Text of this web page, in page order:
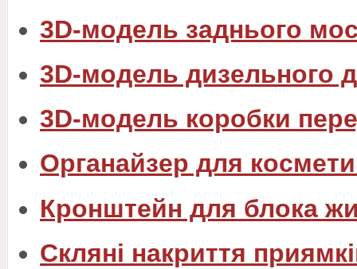
3D-модель заднього
3D-модель дизельного
3D-модель коробки
Органайзер для
Кронштейн для блока
Скляні накриття